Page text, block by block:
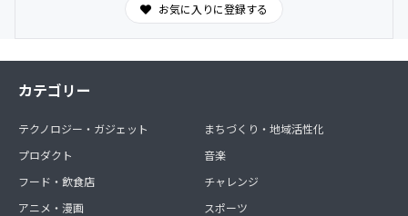
お気に入りに登録する
カテゴリー
テクノロジー・ガジェット
プロダクト
フード・飲食店
アニメ・漫画
まちづくり・地域活性化
音楽
チャレンジ
スポーツ